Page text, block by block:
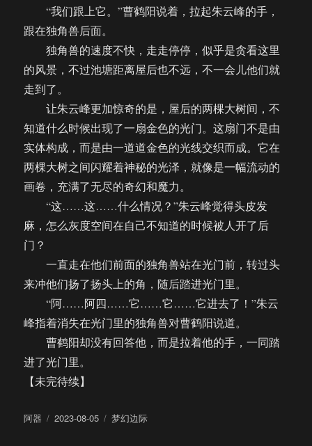
“我们跟上它。”曹鹤阳说着，拉起朱云峰的手，
跟在独角兽后面。
独角兽的速度不快，走走停停，似乎是贪看这里
的风景，不过池塘距离屋后也不远，不一会儿他们就
走到了。
让朱云峰更加惊奇的是，屋后的两棵大树间，不
知道什么时候出现了一扇金色的光门。这扇门不是由
实体构成，而是由一道道金色的光线交织而成。它在
两棵大树之间闪耀着神秘的光泽，就像是一幅流动的
画卷，充满了无尽的奇幻和魔力。
“这……这……什么情况？”朱云峰觉得头皮发
麻，怎么灰度空间在自己不知道的时候被人开了后
门？
一直走在他们前面的独角兽站在光门前，转过头
来冲他们扬了扬头上的角，随后踏进光门里。
“阿……阿四……它……它……它进去了！”朱云
峰指着消失在光门里的独角兽对曹鹤阳说道。
曹鹤阳却没有回答他，而是拉着他的手，一同踏
进了光门里。
【未完待续】
作
阿器
发
2023-08-05
分
梦幻边际